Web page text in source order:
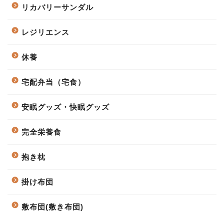
リカバリーサンダル
レジリエンス
休養
宅配弁当（宅食）
安眠グッズ・快眠グッズ
完全栄養食
抱き枕
掛け布団
敷布団(敷き布団)